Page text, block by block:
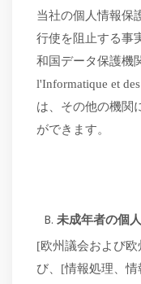
当社の個人情報保
行使を阻止する事
和国データ保護機
l'Informatique et
は、その他の機関
ができます。
未成年者の個
[欧州議会および欧
び、[情報処理、